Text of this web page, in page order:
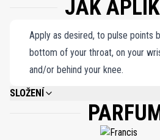
JAK
Apply as desired, to pulse points
bottom of your throat, on your
and/or behind your knee.
SLOŽENÍ
ALCOHOL, AQUA (WATER), PARFUM
SALICYLATE, LINALOOL, TRIETHYL CITRATE,
METHOXYDIBENZOYLMETHANE, GERANIOL,